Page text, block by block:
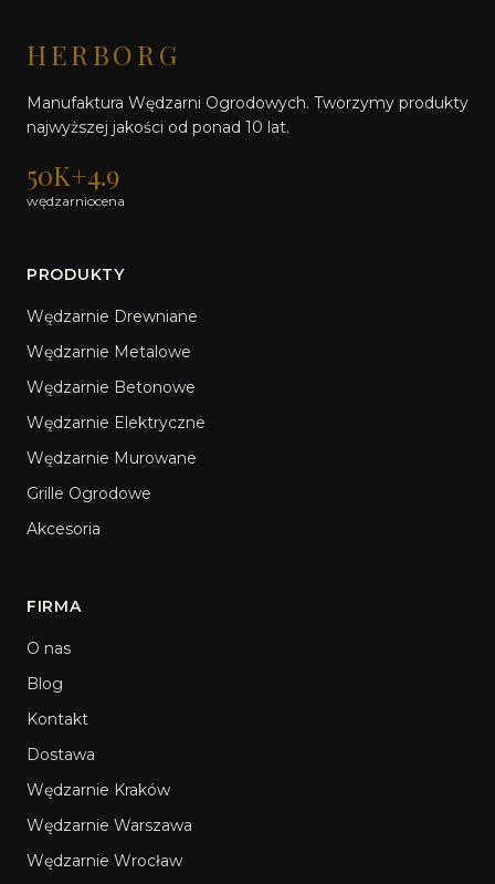
HERBORG
Manufaktura Wędzarni Ogrodowych. Tworzymy produkty
najwyższej jakości od ponad 10 lat.
50K+
wędzarni
4.9
ocena
PRODUKTY
Wędzarnie Drewniane
Wędzarnie Metalowe
Wędzarnie Betonowe
Wędzarnie Elektryczne
Wędzarnie Murowane
Grille Ogrodowe
Akcesoria
FIRMA
O nas
Blog
Kontakt
Dostawa
Wędzarnie Kraków
Wędzarnie Warszawa
Wędzarnie Wrocław